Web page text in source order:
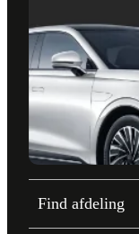
Find afdeling